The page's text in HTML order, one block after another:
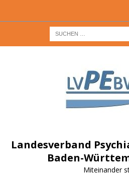
Landesverband
Baden-
Miteinander